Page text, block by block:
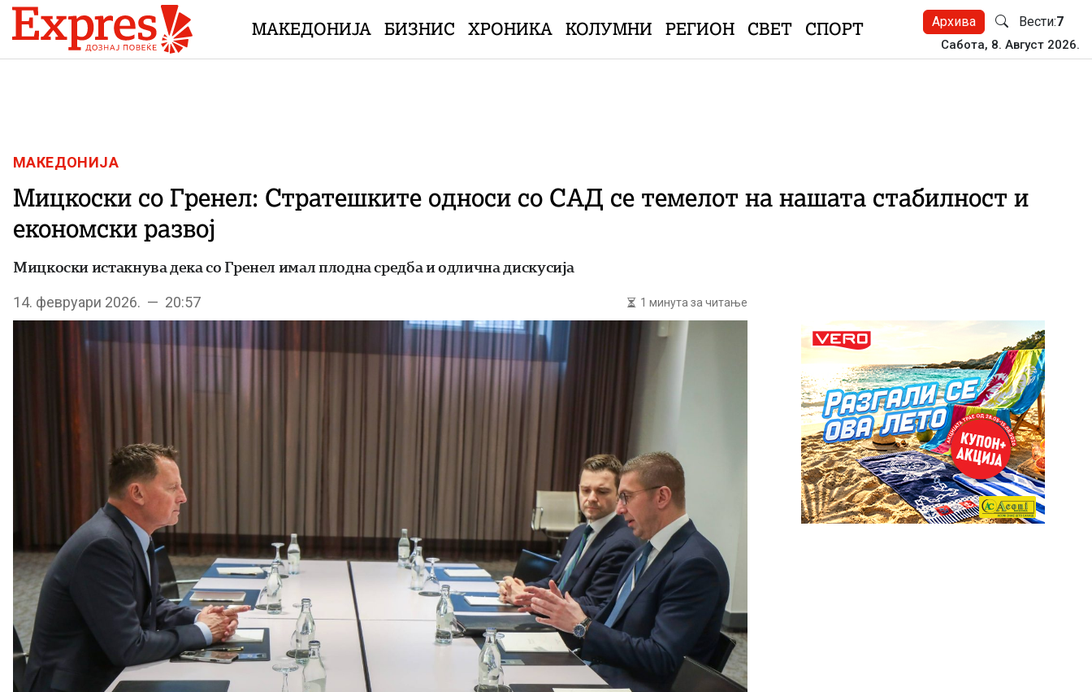
Skip to content
МАКЕДОНИЈА БИЗНИС ХРОНИКА КОЛУМНИ РЕГИОН СВЕТ СПОРТ Архива Вести:7
Сабота, 8. Август 2026.
МАКЕДОНИЈА
Мицкоски со Гренел: Стратешките односи со САД се темелот на нашата стабилност и
економски развој
Мицкоски истакнува дека со Гренел имал плодна средба и одлична дискусија
14. февруари 2026. — 20:57 1 минута за читање